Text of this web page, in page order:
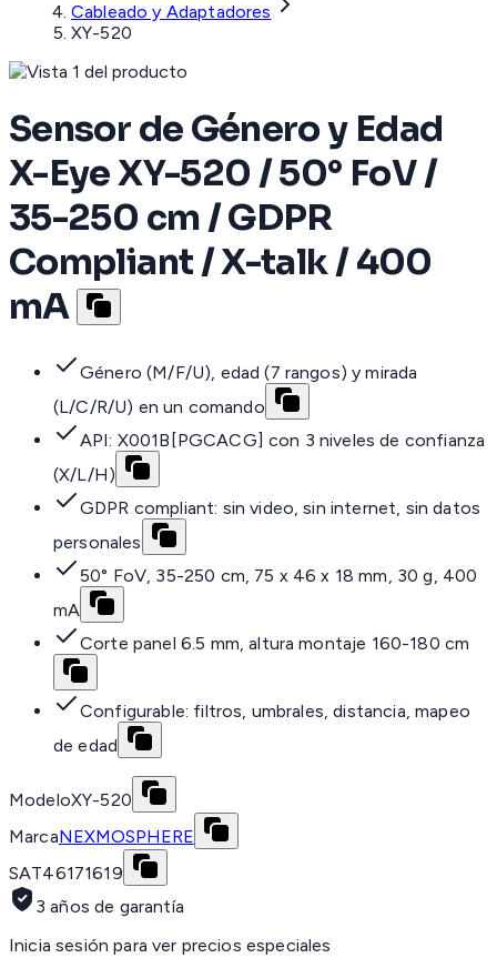
Cableado y Adaptadores
XY-520
Sensor de Género y Edad
X-Eye XY-520 / 50° FoV /
35-250 cm / GDPR
Compliant / X-talk / 400
mA
Género (M/F/U), edad (7 rangos) y mirada
(L/C/R/U) en un comando
API: X001B[PGCACG] con 3 niveles de confianza
(X/L/H)
GDPR compliant: sin video, sin internet, sin datos
personales
50° FoV, 35-250 cm, 75 x 46 x 18 mm, 30 g, 400
mA
Corte panel 6.5 mm, altura montaje 160-180 cm
Configurable: filtros, umbrales, distancia, mapeo
de edad
ModeloXY-520
MarcaNEXMOSPHERE
SAT46171619
3 años de garantía
Inicia sesión para ver precios especiales